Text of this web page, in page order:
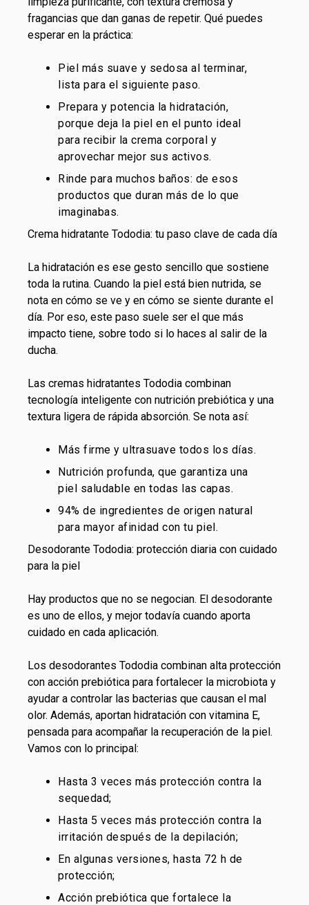
fragancias que dan ganas de repetir. Qué puedes
esperar en la práctica:
Piel más suave y sedosa al terminar,
lista para el siguiente paso.
Prepara y potencia la hidratación,
porque deja la piel en el punto ideal
para recibir la crema corporal y
aprovechar mejor sus activos.
Rinde para muchos baños: de esos
productos que duran más de lo que
imaginabas.
Crema hidratante Tododia: tu paso clave de cada día
La hidratación es ese gesto sencillo que sostiene
toda la rutina. Cuando la piel está bien nutrida, se
nota en cómo se ve y en cómo se siente durante el
día. Por eso, este paso suele ser el que más
impacto tiene, sobre todo si lo haces al salir de la
ducha.
Las cremas hidratantes Tododia combinan
tecnología inteligente con nutrición prebiótica y una
textura ligera de rápida absorción. Se nota así:
Más firme y ultrasuave todos los días.
Nutrición profunda, que garantiza una
piel saludable en todas las capas.
94% de ingredientes de origen natural
para mayor afinidad con tu piel.
Desodorante Tododia: protección diaria con cuidado
para la piel
Hay productos que no se negocian. El desodorante
es uno de ellos, y mejor todavía cuando aporta
cuidado en cada aplicación.
Los desodorantes Tododia combinan alta protección
con acción prebiótica para fortalecer la microbiota y
ayudar a controlar las bacterias que causan el mal
olor. Además, aportan hidratación con vitamina E,
pensada para acompañar la recuperación de la piel.
Vamos con lo principal:
Hasta 3 veces más protección contra la
sequedad;
Hasta 5 veces más protección contra la
irritación después de la depilación;
En algunas versiones, hasta 72 h de
protección;
Acción prebiótica que fortalece la